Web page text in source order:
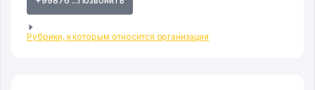
Рубрики, к которым относится организация